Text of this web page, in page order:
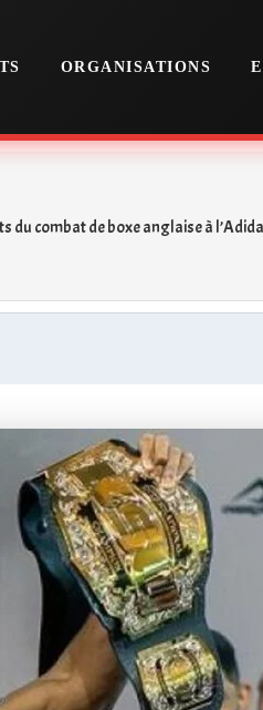
ORGANISATIONS
du combat de boxe anglaise à